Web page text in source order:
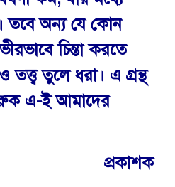
তবে অন্য যে কোন
চিন্তা করতে
তুলে ধরা। এ গ্রন্থ
এ-ই আমাদের
প্রকাশক